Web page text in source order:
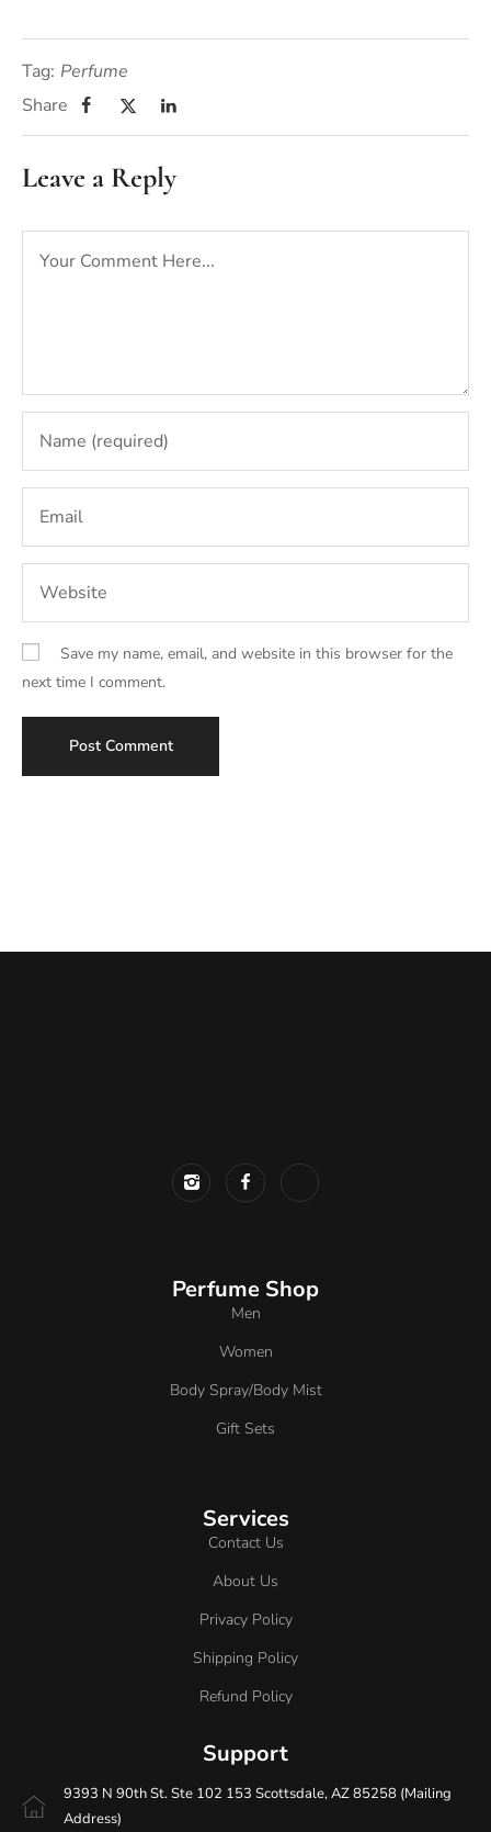
Tag: Perfume
Share
Leave a Reply
Save my name, email, and website in this browser for the
next time I comment.
Perfume Shop
Men
Women
Body Spray/Body Mist
Gift Sets
Services
Contact Us
About Us
Privacy Policy
Shipping Policy
Refund Policy
Support
9393 N 90th St. Ste 102 153 Scottsdale, AZ 85258 (Mailing
Address)